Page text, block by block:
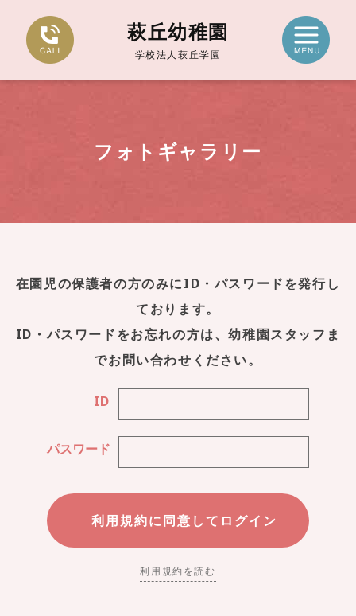
萩丘幼稚園
学校法人萩丘学園
フォトギャラリー
在園児の保護者の方のみにID・パスワードを発行し
ております。
ID・パスワードをお忘れの方は、幼稚園スタッフま
でお問い合わせください。
ID
パスワード
利用規約を読む